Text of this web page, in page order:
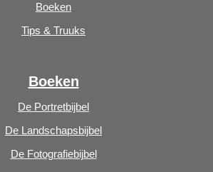
Boeken
Tips & Truuks
Boeken
De Portretbijbel
De Landschapsbijbel
De Fotografiebijbel